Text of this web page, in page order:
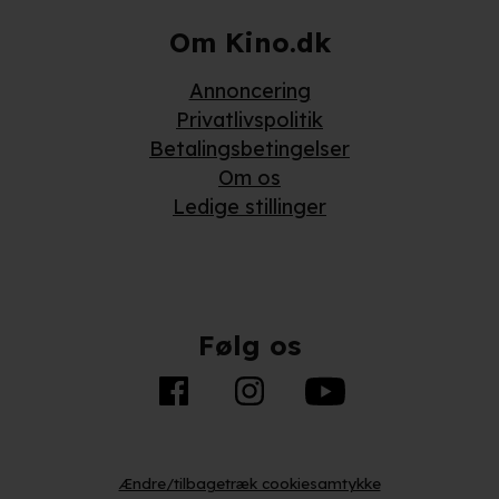
optimere dit besøg på vores hjemmeside. Det gør vi for
at sikre funktionalitet, generere statistik, huske dine
præferencer og til markedsføring.
Når vi anvender cookies, behandler vi kortvarigt din IP-
adresse. IP-adressen kan blive delt med vores
Du kan læse mere om vores brug af cookies og
Om Kino.dk
Annoncering
Privatlivspolitik
Betalingsbetingelser
Om os
Ledige stillinger
Følg os
Ændre/tilbagetræk cookiesamtykke